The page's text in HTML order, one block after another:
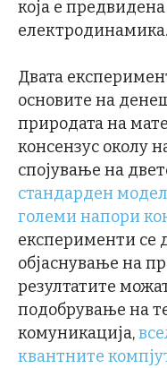
која е
електродинамика.
Двата
основите на
природата на
консензус околу
спојување на
стандарден
големи напори
експерименти се
објаснување на
резултатите
подобрување на
комуникација,
квантните